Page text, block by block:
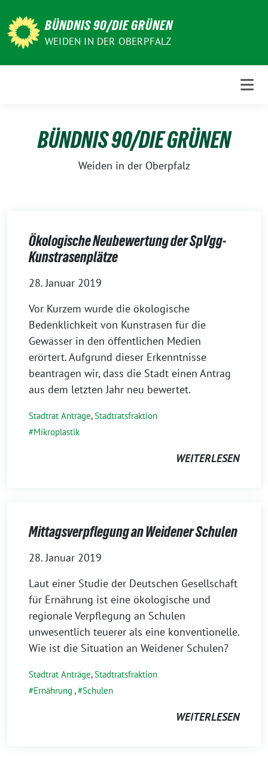
zum
Inhalt
BÜNDNIS 90/DIE GRÜNEN
WEIDEN IN DER OBERPFALZ
BÜNDNIS 90/DIE GRÜNEN
Weiden in der Oberpfalz
Ökologische Neubewertung der SpVgg-
Kunstrasenplätze
28. Januar 2019
Vor Kurzem wurde die ökologische
Bedenklichkeit von Kunstrasen für die
Gewässer in den öffentlichen Medien
erörtert. Aufgrund dieser Erkenntnisse
beantragen wir, dass die Stadt einen Antrag
aus dem letzten Jahr neu bewertet.
Stadtrat Anträge,Stadtratsfraktion
Mikroplastik
WEITERLESEN
Mittagsverpflegung an Weidener Schulen
28. Januar 2019
Laut einer Studie der Deutschen Gesellschaft
für Ernährung ist eine ökologische und
regionale Verpflegung an Schulen
unwesentlich teuerer als eine konventionelle.
Wie ist die Situation an Weidener Schulen?
Stadtrat Anträge,Stadtratsfraktion
Ernährung , Schulen
WEITERLESEN